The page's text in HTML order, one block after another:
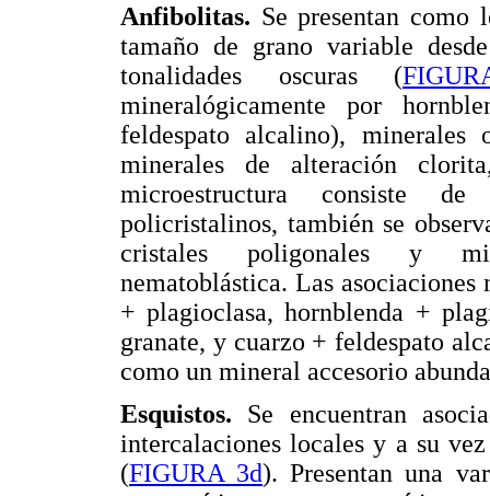
Anfibolitas. Se presentan como
tamaño de grano variable
tonalidades oscuras (
mineralógicamente por
feldespato alcalino), minerales
minerales de alteración
microestructura consiste
policristalinos, también se
cristales poligonales y
nematoblástica. Las
+ plagioclasa, hornblenda +
granate, y cuarzo + feldespato
como un mineral accesorio
Esquistos. Se encuentran
intercalaciones locales y a su
(FIGURA 3d). Presentan una